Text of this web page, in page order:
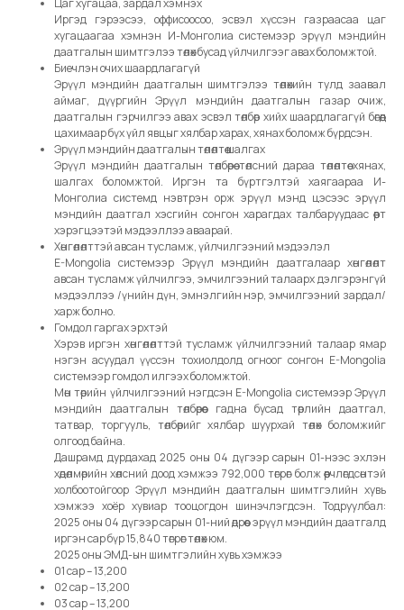
Цаг хугацаа, зардал хэмнэх
Иргэд гэрээсээ, оффисоосоо, эсвэл хүссэн газраасаа цаг
хугацаагаа хэмнэн И-Монголиа системээр эрүүл мэндийн
даатгалын шимтгэлээ төлөх бусад үйлчилгээг авах боломжтой.
Биечлэн очих шаардлагагүй
Эрүүл мэндийн даатгалын шимтгэлээ төлөхийн тулд заавал
аймаг, дүүргийн Эрүүл мэндийн даатгалын газар очиж,
даатгалын гэрчилгээ авах эсвэл төлбөр хийх шаардлагагүй бөгөөд
цахимаар бүх үйл явцыг хялбар харах, хянах боломж бүрдсэн.
Эрүүл мэндийн даатгалын төлөлтөө шалгах
Эрүүл мэндийн даатгалын төлбөрөө төлсний дараа төлөлтөө хянах,
шалгах боломжтой. Иргэн та бүртгэлтэй хаягаараа И-
Монголиа системд нэвтрэн орж эрүүл мэнд цэсээс эрүүл
мэндийн даатгал хэсгийн сонгон харагдах талбаруудаас өөрт
хэрэгцээтэй мэдээллээ аваарай.
Хөнгөлөлттэй авсан тусламж, үйлчилгээний мэдээлэл
E-Mongolia системээр Эрүүл мэндийн даатгалаар хөнгөлөлт
авсан тусламж үйлчилгээ, эмчилгээний талаарх дэлгэрэнгүй
мэдээллээ /үнийн дүн, эмнэлгийн нэр, эмчилгээний зардал/
харж болно.
Гомдол гаргах эрхтэй
Хэрэв иргэн хөнгөлөлттэй тусламж үйлчилгээний талаар ямар
нэгэн асуудал үүссэн тохиолдолд огноог сонгон E-Mongolia
системээр гомдол илгээх боломжтой.
Мөн төрийн үйлчилгээний нэгдсэн E-Mongolia системээр Эрүүл
мэндийн даатгалын төлбөрөөс гадна бусад төрлийн даатгал,
татвар, торгууль, төлбөрийг хялбар шуурхай төлөх боломжийг
олгоод байна.
Дашрамд дурдахад 2025 оны 04 дүгээр сарын 01-нээс эхлэн
хөдөлмөрийн хөлсний доод хэмжээ 792,000 төгрөг болж өөрчлөгдсөнтэй
холбоотойгоор Эрүүл мэндийн даатгалын шимтгэлийн хувь
хэмжээ хоёр хувиар тооцогдон шинэчлэгдсэн. Тодруулбал:
2025 оны 04 дүгээр сарын 01-ний өдрөөс эрүүл мэндийн даатгалд
иргэн сар бүр 15,840 төгрөг төлөх юм.
2025 оны ЭМД-ын шимтгэлийн хувь хэмжээ
01 сар – 13,200
02 сар – 13,200
03 сар – 13,200